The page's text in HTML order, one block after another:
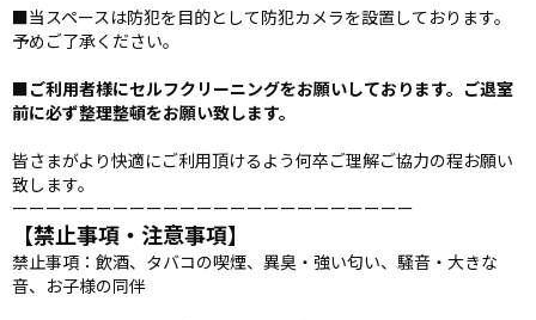
■当スペースは防犯を目的として防犯カメラを設置しております。
予めご了承ください。
■ご利用者様にセルフクリーニングをお願いしております。ご退室
前に必ず整理整頓をお願い致します。
皆さまがより快適にご利用頂けるよう何卒ご理解ご協力の程お願い
致します。
ーーーーーーーーーーーーーーーーーーーーーーーー
【禁止事項・注意事項】
禁止事項：飲酒、タバコの喫煙、異臭・強い匂い、騒音・大きな
音、お子様の同伴